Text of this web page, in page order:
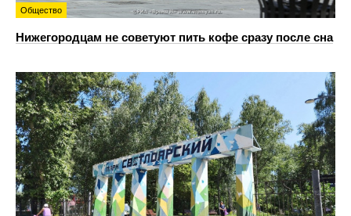
Общество
Нижегородцам не советуют пить кофе сразу после сна